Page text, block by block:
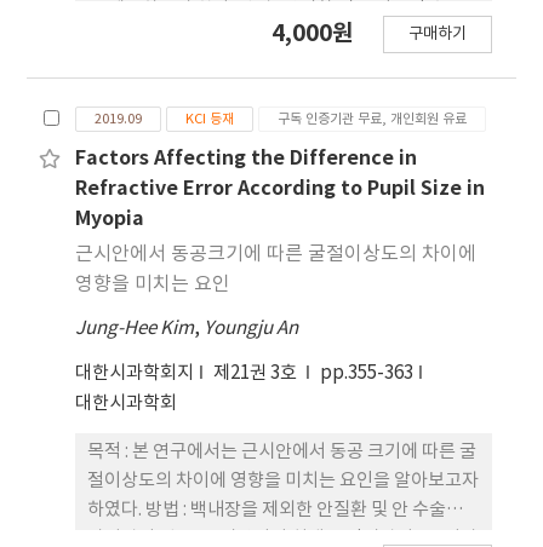
을 받은 경험이 없는 20세~80세의 성인 남녀를
른 굴절이상과 고위수차의 비교는 Paired-T test를
이용하였고, 연령에 따른 상관분석은 Pearson
correlation으로 실시하였다. 결과 : 20~40세 대상자
의 등가구면 굴절력은 동공크기 3 mm에서 –
3.193±2.494 D, 5 mm에서 –3.386±2.451 D로
0.193 D 근시도가 증가하였으며, 45~80세 대상자의
0.015±1.340 D, 5 mm에서 –0.054±1.566 D로
0.069 D 근시도가 증가하였다. 또한 동공크기 3 mm
에서 20~40세 대상자보다 45~80세 대상자의 코마수
차는 0.026 μm, 구면수차는 0.016 μm, 트레포일수
차는 0.037 μm, 비점수차는 0.012 μ m, 콰트레포일
수차는 0.022 μm 증가하였다. 결론 : 노안교정을 위한
누진굴절력렌즈 처방 시 시력을 저하시킬 수 있는 동
공크기나 고위수차를 참고하여 처 방해야 할 것으로
4,000원 구매하기
2019.09 KCI 등재 구독 인증기관 무료, 개인회원 유료
Factors Affecting the Difference in
Refractive Error According to Pupil Size in
Myopia
근시안에서 동공크기에 따른 굴절이상도의 차이에
영향을 미치는 요인
Jung-Hee Kim, Youngju An
대한시과학회지 제21권 3호
pp.355-363
대한시과학회
목적 : 본 연구에서는 근시안에서 동공 크기에 따른 굴
절이상도의 차이에 영향을 미치는 요인을 알아보고자
하였다. 방법 : 백내장을 제외한 안질환 및 안 수술의